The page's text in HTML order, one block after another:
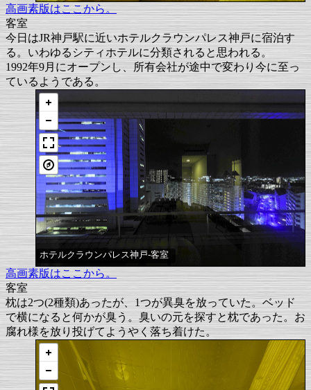
高画素版はここから。
客室
今日はJR神戸駅に近いホテルクラウンパレス神戸に宿泊す
る。いわゆるシティホテルに分類されると思われる。
1992年9月にオープンし、所有会社が途中で変わり今に至っ
ているようである。
ホテルクラウンパレス神戸-客室
高画素版はここから。
客室
枕は2つ(2種類)あったが、1つが異臭を放っていた。ベッド
で横になると何かが臭う。臭いの元を探すと枕であった。お
腐れ様を放り投げてようやく落ち着けた。